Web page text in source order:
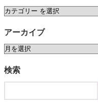
カテゴリー
アーカイブ
ア
カ
検索